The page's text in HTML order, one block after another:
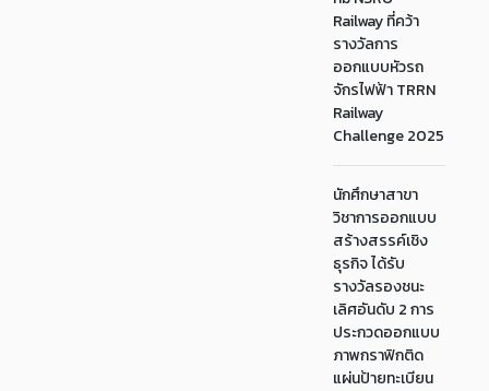
Railway ที่คว้า
รางวัลการ
ออกแบบหัวรถ
จักรไฟฟ้า TRRN
Railway
Challenge 2025
นักศึกษาสาขา
วิชาการออกแบบ
สร้างสรรค์เชิง
ธุรกิจ ได้รับ
รางวัลรองชนะ
เลิศอันดับ 2 การ
ประกวดออกแบบ
ภาพกราฟิกติด
แผ่นป้ายทะเบียน